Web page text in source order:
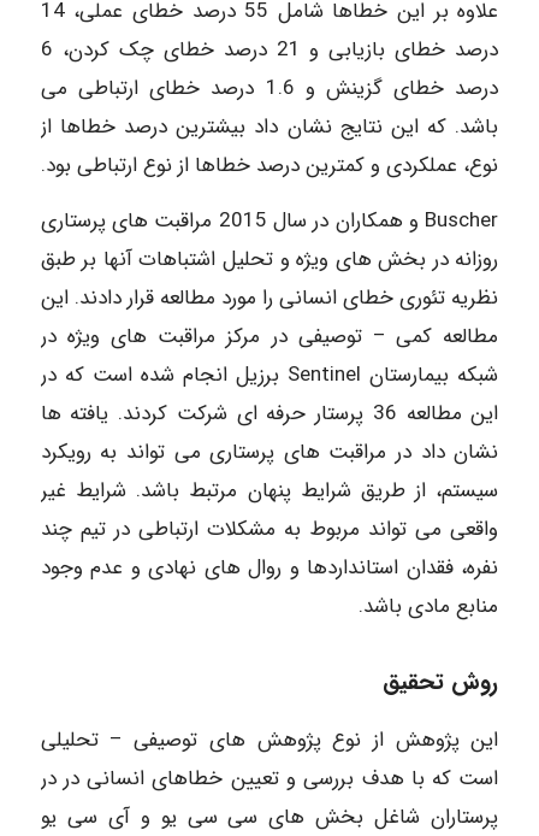
علاوه بر این خطاها شامل 55 درصد خطای عملی، 14
درصد خطای بازیابی و 21 درصد خطای چک کردن، 6
درصد خطای گزینش و 1.6 درصد خطای ارتباطی می
باشد. که این نتایج نشان داد بیشترین درصد خطاها از
نوع، عملکردی و کمترین درصد خطاها از نوع ارتباطی بود.
Buscher و همکاران در سال 2015 مراقبت های پرستاری
روزانه در بخش های ویژه و تحلیل اشتباهات آنها بر طبق
نظریه تئوری خطای انسانی را مورد مطالعه قرار دادند. این
مطالعه کمی – توصیفی در مرکز مراقبت های ویژه در
شبکه بیمارستان Sentinel برزیل انجام شده است که در
این مطالعه 36 پرستار حرفه ای شرکت کردند. یافته ها
نشان داد در مراقبت های پرستاری می تواند به رویکرد
سیستم، از طریق شرایط پنهان مرتبط باشد. شرایط غیر
واقعی می تواند مربوط به مشکلات ارتباطی در تیم چند
نفره، فقدان استانداردها و روال های نهادی و عدم وجود
منابع مادی باشد.
روش تحقیق
این پژوهش از نوع پژوهش های توصیفی – تحلیلی
است که با هدف بررسی و تعیین خطاهای انسانی در در
پرستاران شاغل بخش های سی سی یو و آی سی یو